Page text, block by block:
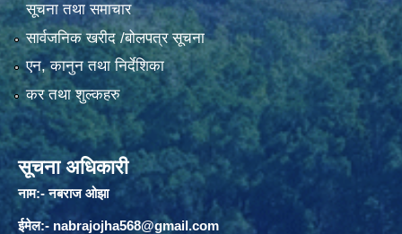
सूचना तथा समाचार
सार्वजनिक खरीद /बोलपत्र सूचना
एन, कानुन तथा निर्देशिका
कर तथा शुल्कहरु
सूचना अधिकारी
नाम:- नबराज ओझा
ईमेल:- nabrajojha568@gmail.com